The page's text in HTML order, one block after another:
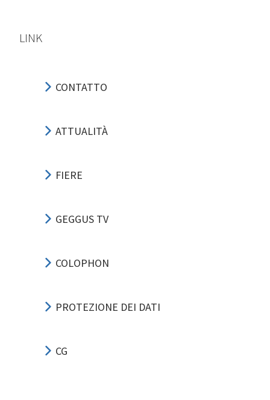
LINK
CONTATTO
ATTUALITÀ
FIERE
GEGGUS TV
COLOPHON
PROTEZIONE DEI DATI
CG